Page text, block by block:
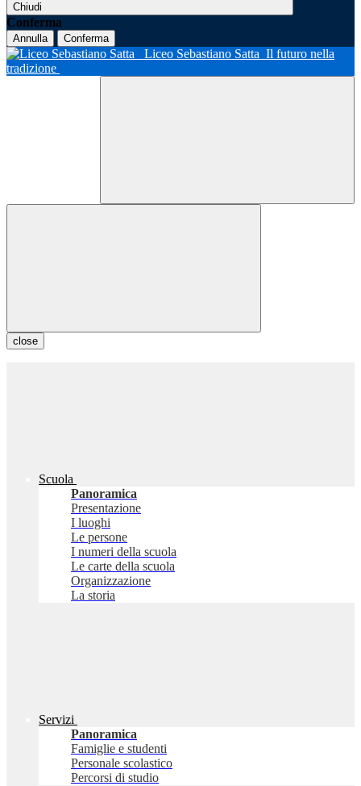
Chiudi
Conferma
Annulla Conferma
Liceo Sebastiano Satta Il futuro nella
tradizione
close
Scuola
Panoramica
Presentazione
I luoghi
Le persone
I numeri della scuola
Le carte della scuola
Organizzazione
La storia
Servizi
Panoramica
Famiglie e studenti
Personale scolastico
Percorsi di studio